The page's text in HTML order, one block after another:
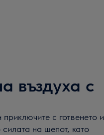
въздуха с
с готвенето и
на шепот, като